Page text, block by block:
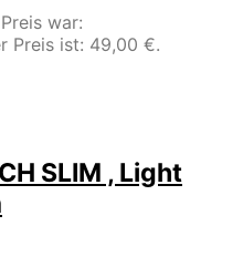
war:
Preis ist: 49,00 €.
SLIM , Light